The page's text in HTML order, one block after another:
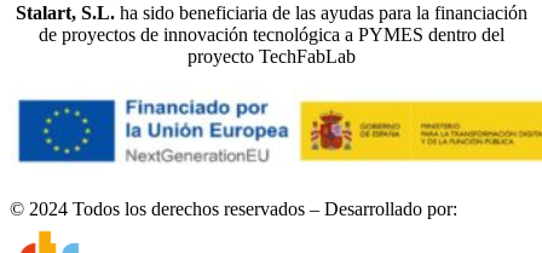
Stalart, S.L.ha sido beneficiaria de las ayudas para la financiación
de proyectos de innovación tecnológica a PYMES dentro del
proyecto TechFabLab
© 2024 Todos los derechos reservados – Desarrollado por: